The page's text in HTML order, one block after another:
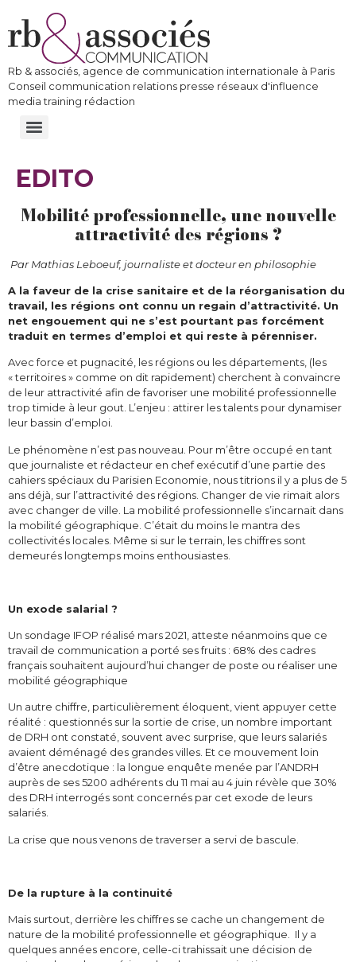
Rb & associés, agence de communication internationale à Paris
Conseil communication relations presse réseaux d'influence
media training rédaction
EDITO
Mobilité professionnelle, une nouvelle
attractivité des régions ?
Par Mathias Leboeuf, journaliste et docteur en philosophie
A la faveur de la crise sanitaire et de la réorganisation du
travail, les régions ont connu un regain d’attractivité. Un
net engouement qui ne s’est pourtant pas forcément
traduit en termes d’emploi et qui reste à pérenniser.
Avec force et pugnacité, les régions ou les départements, (les
« territoires » comme on dit rapidement) cherchent à convaincre
de leur attractivité afin de favoriser une mobilité professionnelle
trop timide à leur gout. L’enjeu : attirer les talents pour dynamiser
leur bassin d’emploi.
Le phénomène n’est pas nouveau. Pour m’être occupé en tant
que journaliste et rédacteur en chef exécutif d’une partie des
cahiers spéciaux du Parisien Economie, nous titrions il y a plus de 5
ans déjà, sur l’attractivité des régions. Changer de vie rimait alors
avec changer de ville. La mobilité professionnelle s’incarnait dans
la mobilité géographique. C’était du moins le mantra des
collectivités locales. Même si sur le terrain, les chiffres sont
demeurés longtemps moins enthousiastes.
Un exode salarial ?
Un sondage IFOP réalisé mars 2021, atteste néanmoins que ce
travail de communication a porté ses fruits : 68% des cadres
français souhaitent aujourd’hui changer de poste ou réaliser une
mobilité géographique
Un autre chiffre, particulièrement éloquent, vient appuyer cette
réalité : questionnés sur la sortie de crise, un nombre important
de DRH ont constaté, souvent avec surprise, que leurs salariés
avaient déménagé des grandes villes. Et ce mouvement loin
d’être anecdotique : la longue enquête menée par l’ANDRH
auprès de ses 5200 adhérents du 11 mai au 4 juin révèle que 30%
des DRH interrogés sont concernés par cet exode de leurs
salariés.
La crise que nous venons de traverser a servi de bascule.
De la rupture à la continuité
Mais surtout, derrière les chiffres se cache un changement de
nature de la mobilité professionnelle et géographique. Il y a
quelques années encore, celle-ci trahissait une décision de